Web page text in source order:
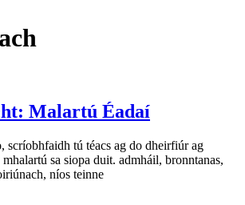
Malartú Éadaí
scríobhfaidh tú téacs ag do dheirfiúr ag
sa siopa duit. admháil, bronntanas,
níos teinne